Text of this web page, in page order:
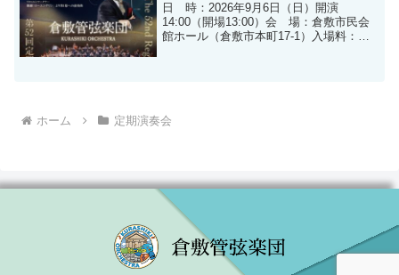
日 時：2026年9月6日（日）開演
14:00（開場13:00）会 場：倉敷市民会
館ホール（倉敷市本町17-1）入場料：１
ホーム 定期演奏会